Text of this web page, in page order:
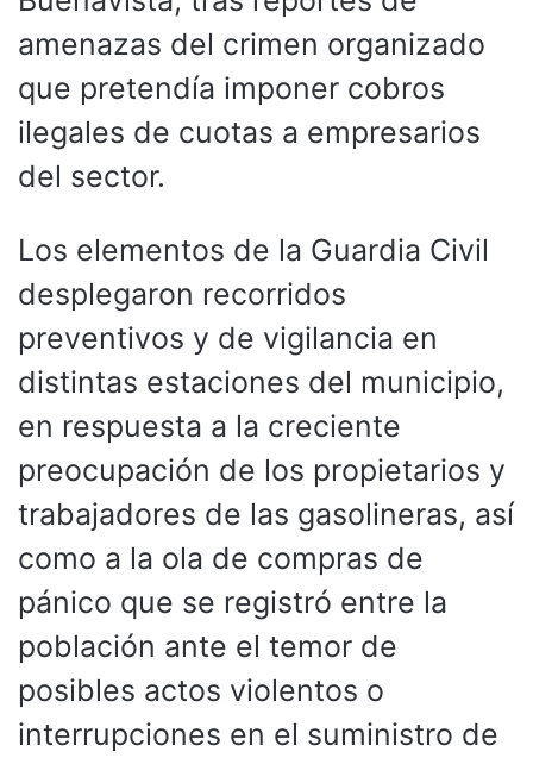
amenazas del crimen organizado
que pretendía imponer cobros
ilegales de cuotas a empresarios
del sector.
Los elementos de la Guardia Civil
desplegaron recorridos
preventivos y de vigilancia en
distintas estaciones del municipio,
en respuesta a la creciente
preocupación de los propietarios y
trabajadores de las gasolineras, así
como a la ola de compras de
pánico que se registró entre la
población ante el temor de
posibles actos violentos o
interrupciones en el suministro de